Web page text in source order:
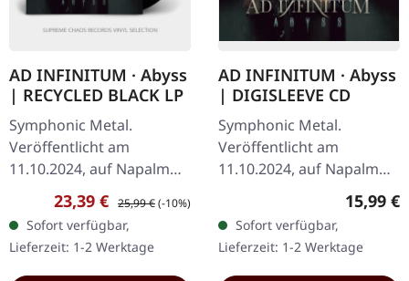
AD INFINITUM · Abyss
| RECYCLED BLACK LP
Symphonic Metal.
Veröffentlicht am
11.10.2024, auf Napalm
Records. Recyceltes
schwarzes Vinyl im
Gatefold-Cover. Die
schweizerisch-deutsche…
Verkaufspreis:
23,39 € Regulärer Preis:
25,99 €(-10%)
Sofort verfügbar,
Lieferzeit: 1-2 Werktage
AD INFINITUM · Abyss
| DIGISLEEVE CD
Symphonic Metal.
Veröffentlicht am
11.10.2024, auf Napalm
Records. Digisleeve CD.
Ad Infinitum kehrt mit
ihrem faszinierenden
Album „Abyss“ zurück,…
15,99 €
Sofort verfügbar,
Lieferzeit: 1-2 Werktage